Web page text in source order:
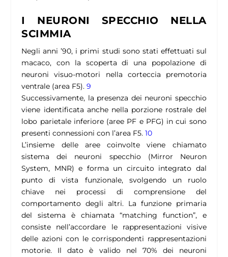
I NEURONI SPECCHIO NELLA
SCIMMIA
Negli anni ’90, i primi studi sono stati effettuati sul
macaco, con la scoperta di una popolazione di
neuroni visuo-motori nella corteccia premotoria
ventrale (area F5).9
Successivamente, la presenza dei neuroni specchio
viene identificata anche nella porzione rostrale del
lobo parietale inferiore (aree PF e PFG) in cui sono
presenti connessioni con l’area F5.10
L’insieme delle aree coinvolte viene chiamato
sistema dei neuroni specchio (Mirror Neuron
System, MNR) e forma un circuito integrato dal
punto di vista funzionale, svolgendo un ruolo
chiave nei processi di comprensione del
comportamento degli altri. La funzione primaria
del sistema è chiamata “matching function”, e
consiste nell’accordare le rappresentazioni visive
delle azioni con le corrispondenti rappresentazioni
motorie. Il dato è valido nel 70% dei neuroni